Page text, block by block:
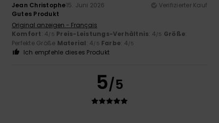
Jean Christophe15. Juni 2026
Verifizierter Kauf
Gutes Produkt
Original anzeigen - Français
Komfort: 4/5 Preis-Leistungs-Verhältnis: 4/5 Größe:
Perfekte Größe Material: 4/5 Farbe: 4/5
Ich empfehle dieses Produkt
5/5